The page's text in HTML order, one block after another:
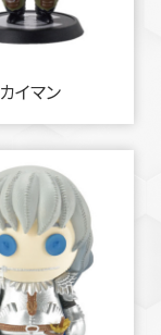
カイマン